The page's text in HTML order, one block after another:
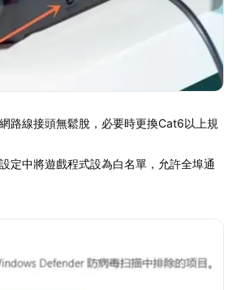
網路線接頭無鬆脫，必要時更換Cat6以上規
定中將遊戲程式設為白名單，允許全埠通